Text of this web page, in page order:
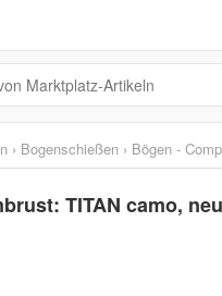
› Bogenschießen › Bögen -
TITAN camo,